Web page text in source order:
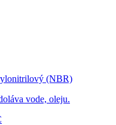
(NBR)
vode, oleju.